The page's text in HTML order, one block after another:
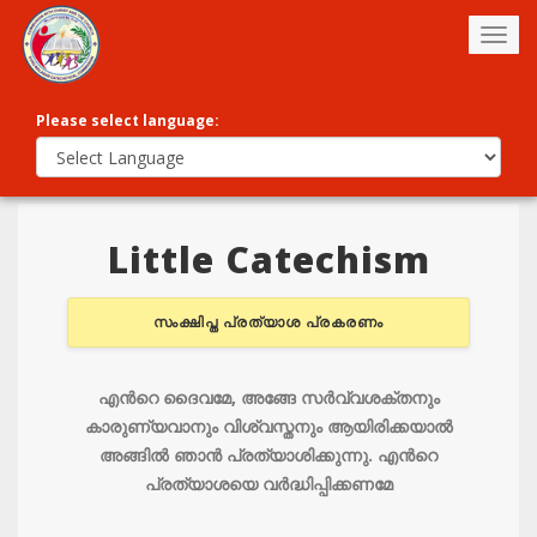
Please select language:
Little Catechism
സംക്ഷിപ്ത പ്രത്യാശ പ്രകരണം
എന്‍റെ ദൈവമേ, അങ്ങേ സര്‍വ്വശക്തനും
കാരുണ്യവാനും വിശ്വസ്തനും ആയിരിക്കയാല്‍
അങ്ങില്‍ ഞാന്‍ പ്രത്യാശിക്കുന്നു‍. എന്‍റെ
പ്രത്യാശയെ വര്‍ദ്ധിപ്പിക്കണമേ